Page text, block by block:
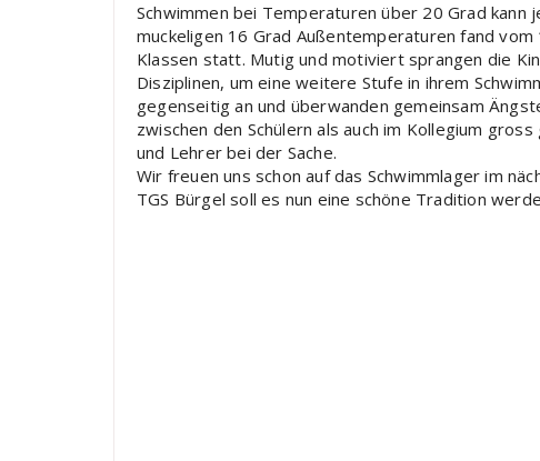
Schwimmen bei Temperaturen über 20 Grad kann
muckeligen 16 Grad Außentemperaturen fand vom
Klassen statt. Mutig und motiviert sprangen die
Disziplinen, um eine weitere Stufe in ihrem
gegenseitig an und überwanden gemeinsam
zwischen den Schülern als auch im Kollegium
und Lehrer bei der Sache.
Wir freuen uns schon auf das Schwimmlager im
TGS Bürgel soll es nun eine schöne Tradition